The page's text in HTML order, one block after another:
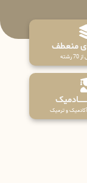
های منعطف
آکادمیک و ترمیک